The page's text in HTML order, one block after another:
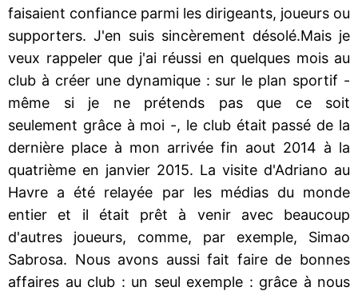
faisaient confiance parmi les dirigeants, joueurs ou
supporters. J'en suis sincèrement désolé.Mais je
veux rappeler que j'ai réussi en quelques mois au
club à créer une dynamique : sur le plan sportif -
même si je ne prétends pas que ce soit
seulement grâce à moi -, le club était passé de la
dernière place à mon arrivée fin aout 2014 à la
quatrième en janvier 2015. La visite d'Adriano au
Havre a été relayée par les médias du monde
entier et il était prêt à venir avec beaucoup
d'autres joueurs, comme, par exemple, Simao
Sabrosa. Nous avons aussi fait faire de bonnes
affaires au club : un seul exemple : grâce à nous